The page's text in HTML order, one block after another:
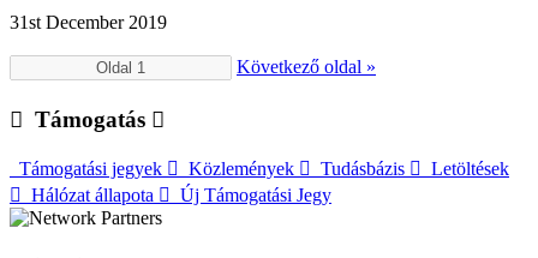
31st December 2019
Következő oldal »
Támogatás
Támogatási jegyek Közlemények Tudásbázis
Letöltések
Hálózat állapota
Új Támogatási Jegy